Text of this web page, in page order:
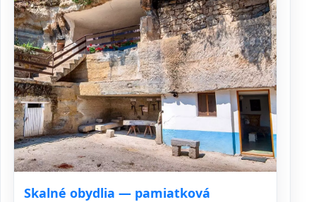
Skalné obydlia — pamiatková